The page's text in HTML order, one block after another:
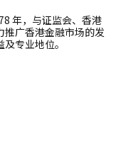
年，与证监会、香港
推广香港金融市场的发
专业地位。